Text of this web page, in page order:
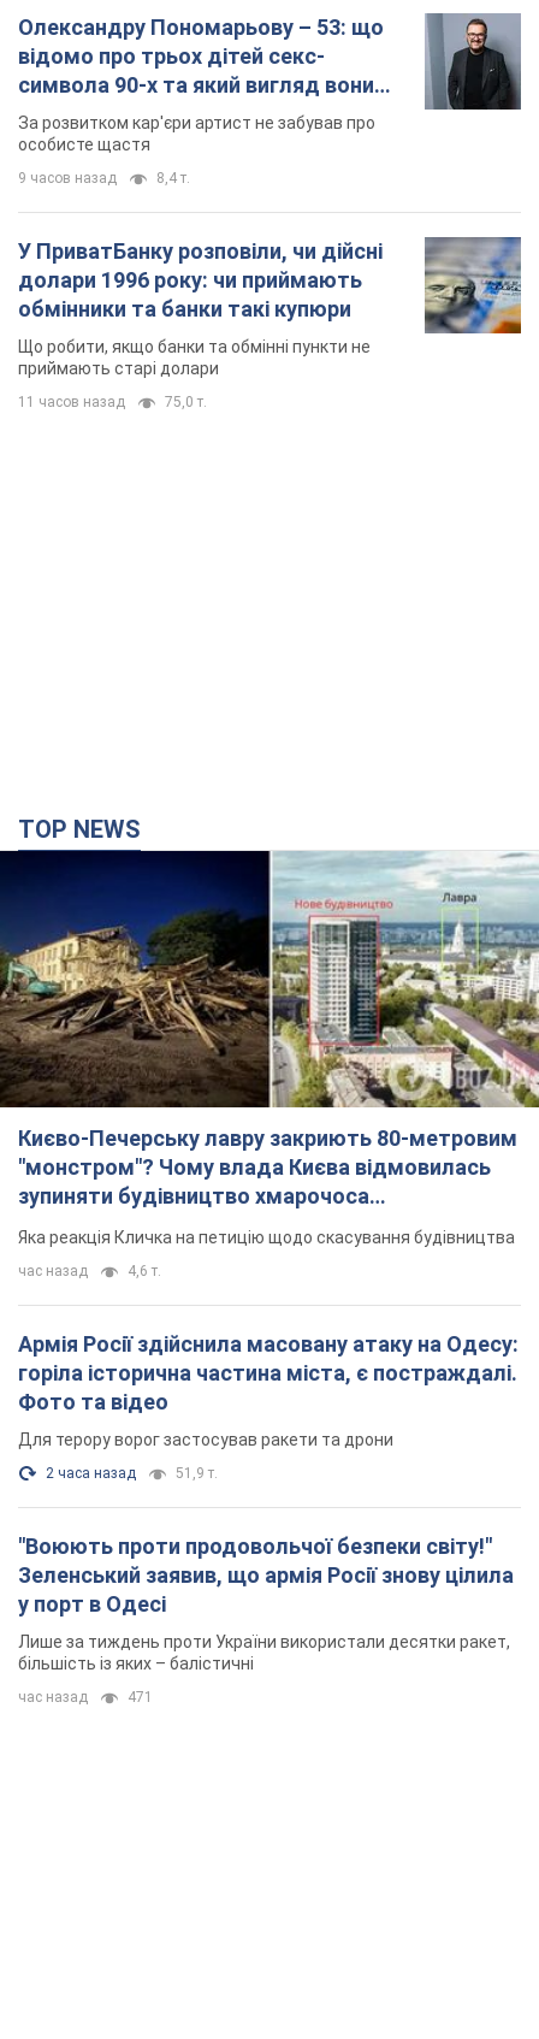
Олександру Пономарьову – 53: що
відомо про трьох дітей секс-
символа 90-х та який вигляд вони
мають
За розвитком кар'єри артист не забував про
особисте щастя
9 часов назад 8,4 т.
У ПриватБанку розповіли, чи дійсні
долари 1996 року: чи приймають
обмінники та банки такі купюри
Що робити, якщо банки та обмінні пункти не
приймають старі долари
11 часов назад 75,0 т.
TOP NEWS
Києво-Печерську лавру закриють 80-метровим
"монстром"? Чому влада Києва відмовилась
зупиняти будівництво хмарочоса
"московського вірянина"
Яка реакція Кличка на петицію щодо скасування будівництва
час назад 4,6 т.
Армія Росії здійснила масовану атаку на Одесу:
горіла історична частина міста, є постраждалі.
Фото та відео
Для терору ворог застосував ракети та дрони
2 часа назад 51,9 т.
"Воюють проти продовольчої безпеки світу!"
Зеленський заявив, що армія Росії знову цілила
у порт в Одесі
Лише за тиждень проти України використали десятки ракет,
більшість із яких – балістичні
час назад 471